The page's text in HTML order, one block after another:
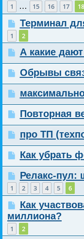
1 … 15 16 17 18
Терминал
1 2
А какие
Обрывы
Повторная
про ТП
Как убрать
Релакс-пул:
1 2 3 4 5 6
Как
миллиона?
1 2